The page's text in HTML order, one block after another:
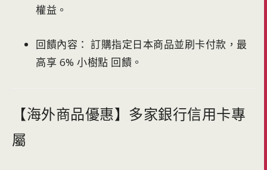
權益。
回饋內容： 訂購指定日本商品並刷卡付款，最
高享 6% 小樹點 回饋。
【海外商品優惠】多家銀行信用卡專
屬